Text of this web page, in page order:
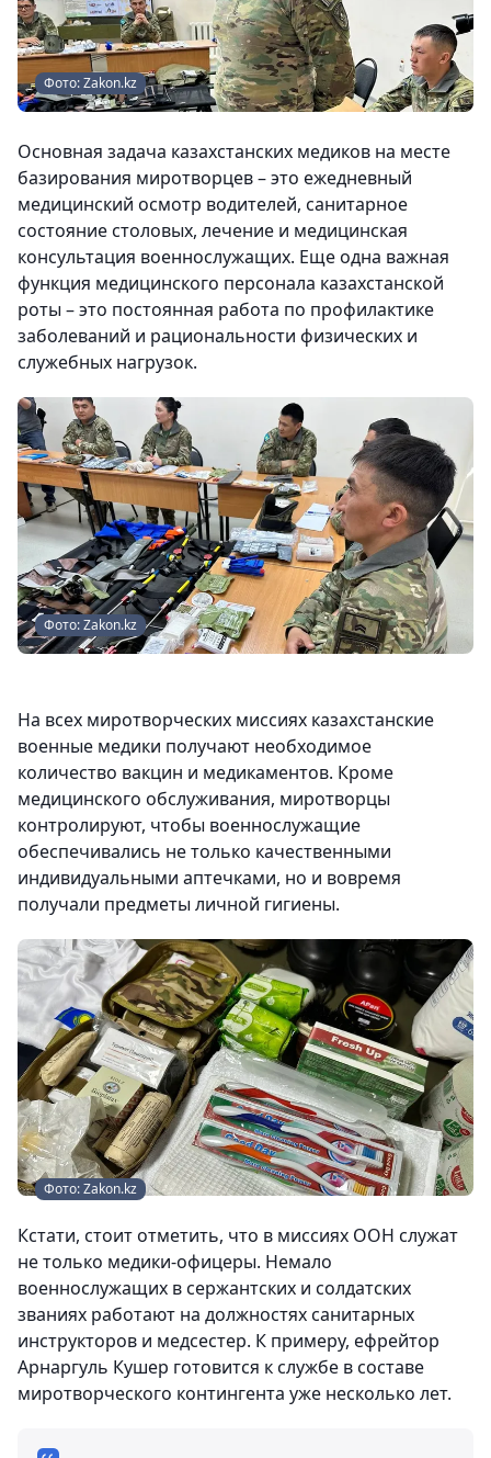
Фото: Zakon.kz
Основная задача казахстанских медиков на месте
базирования миротворцев – это ежедневный
медицинский осмотр водителей, санитарное
состояние столовых, лечение и медицинская
консультация военнослужащих. Еще одна важная
функция медицинского персонала казахстанской
роты – это постоянная работа по профилактике
заболеваний и рациональности физических и
служебных нагрузок.
Фото: Zakon.kz
На всех миротворческих миссиях казахстанские
военные медики получают необходимое
количество вакцин и медикаментов. Кроме
медицинского обслуживания, миротворцы
контролируют, чтобы военнослужащие
обеспечивались не только качественными
индивидуальными аптечками, но и вовремя
получали предметы личной гигиены.
Фото: Zakon.kz
Кстати, стоит отметить, что в миссиях ООН служат
не только медики-офицеры. Немало
военнослужащих в сержантских и солдатских
званиях работают на должностях санитарных
инструкторов и медсестер. К примеру, ефрейтор
Арнаргуль Кушер готовится к службе в составе
миротворческого контингента уже несколько лет.